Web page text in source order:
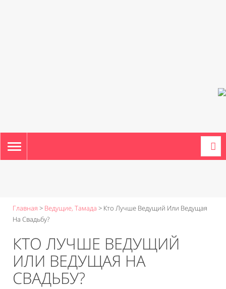
TOGGLE
NAVIGATION
Главная > Ведущие, Тамада > Кто Лучше Ведущий Или Ведущая
На Свадьбу?
КТО ЛУЧШЕ ВЕДУЩИЙ
ИЛИ ВЕДУЩАЯ НА
СВАДЬБУ?